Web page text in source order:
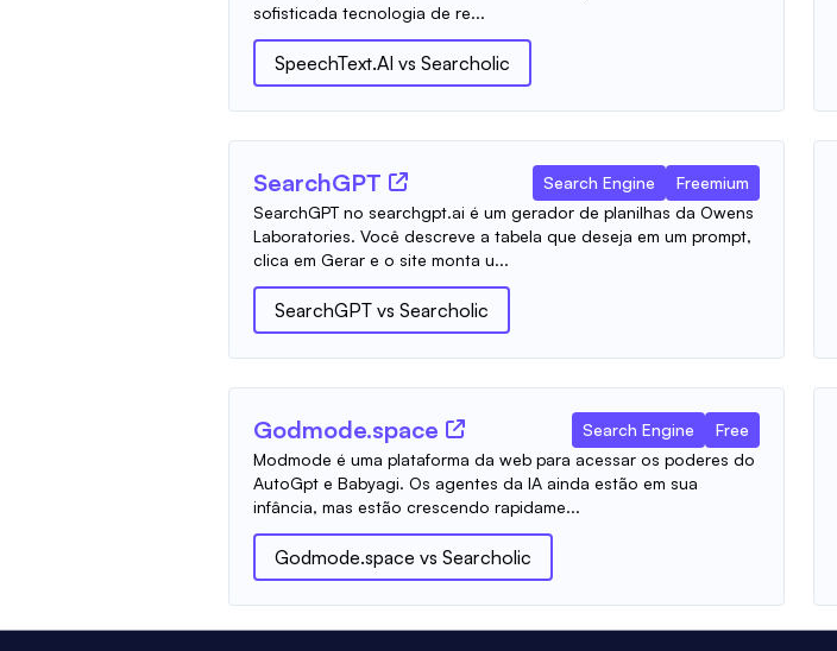
sofisticada tecnologia de re...
SpeechText.AI vs Searcholic
SearchGPT Search Engine
Freemium
SearchGPT no searchgpt.ai é um gerador de planilhas da Owens
Laboratories. Você descreve a tabela que deseja em um prompt,
clica em Gerar e o site monta u...
SearchGPT vs Searcholic
Godmode.space Search Engine
Free
Modmode é uma plataforma da web para acessar os poderes do
AutoGpt e Babyagi. Os agentes da IA ​​ainda estão em sua
infância, mas estão crescendo rapidame...
Godmode.space vs Searcholic